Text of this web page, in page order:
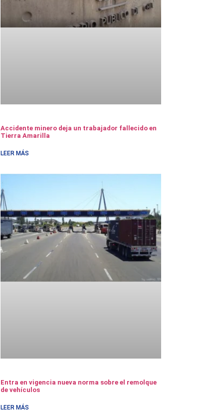
Accidente minero deja un trabajador fallecido en
Tierra Amarilla
LEER MÁS
Entra en vigencia nueva norma sobre el remolque
de vehículos
LEER MÁS